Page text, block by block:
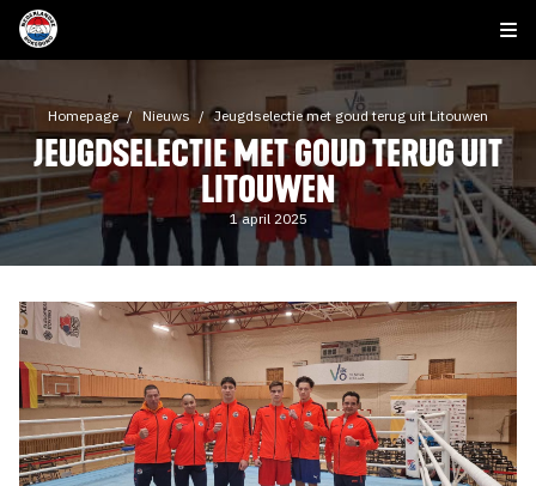
Homepage Nieuws Jeugdselectie met goud terug uit Litouwen
JEUGDSELECTIE MET GOUD TERUG UIT
LITOUWEN
1 april 2025